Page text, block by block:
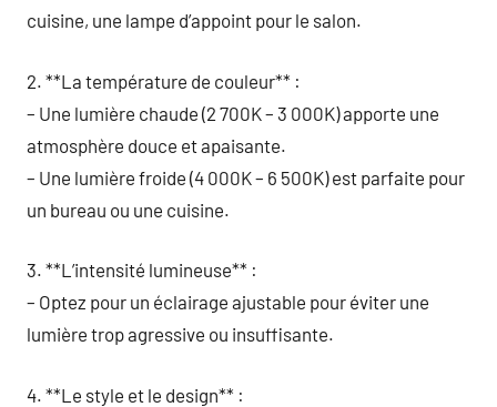
cuisine, une lampe d’appoint pour le salon.
2. **La température de couleur** :
– Une lumière chaude (2 700K – 3 000K) apporte une
atmosphère douce et apaisante.
– Une lumière froide (4 000K – 6 500K) est parfaite pour
un bureau ou une cuisine.
3. **L’intensité lumineuse** :
– Optez pour un éclairage ajustable pour éviter une
lumière trop agressive ou insuffisante.
4. **Le style et le design** :